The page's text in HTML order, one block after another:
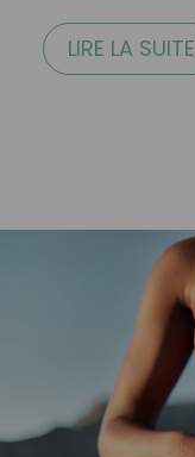
LIRE LA SUITE